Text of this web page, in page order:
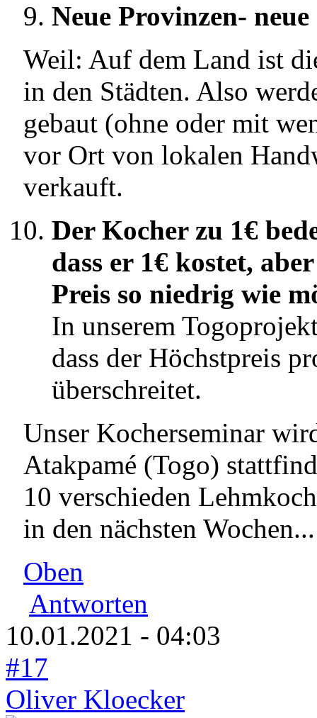
Neue Provinzen-
Weil: Auf dem Land ist
in den Städten. Also
gebaut (ohne oder mit
vor Ort von lokalen
verkauft.
Der Kocher zu 1€
dass er 1€ kostet,
Preis so niedrig wie
In unserem
dass der Höchstpreis
überschreitet.
Unser Kocherseminar
Atakpamé (Togo)
10 verschieden
in den nächsten Wochen...
Oben
Antworten
10.01.2021 - 04:03
#17
Oliver Kloecker